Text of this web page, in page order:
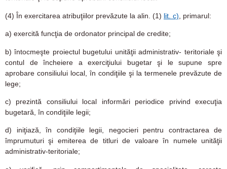
(4) În exercitarea atribuţiilor prevăzute la alin. (1) lit. c) , primarul:
a) exercită funcţia de ordonator principal de credite;
b) întocmeşte proiectul bugetului unităţii administrativ- teritoriale şi
contul de încheiere a exerciţiului bugetar şi le supune spre
aprobare consiliului local, în condiţiile şi la termenele prevăzute de
lege;
c) prezintă consiliului local informări periodice privind execuţia
bugetară, în condiţiile legii;
d) iniţiază, în condiţiile legii, negocieri pentru contractarea de
împrumuturi şi emiterea de titluri de valoare în numele unităţii
administrativ-teritoriale;